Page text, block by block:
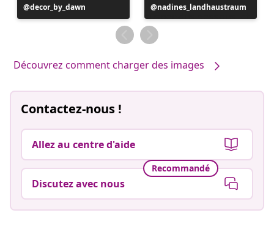
Publication
publiée
decor_by_dawn
Publication
publiée
par
nadines_landhaustraum
Découvrez comment charger des images
Contactez-nous !
Allez au centre d'aide
Recommandé
Discutez avec nous